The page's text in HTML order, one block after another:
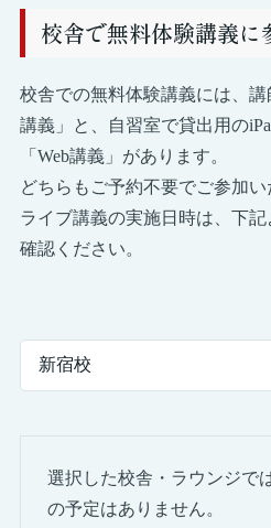
校舎で無料体験講義に
校舎での無料体験講義には、
講義」と、自習室で貸出用の
「Web講義」があります。
どちらもご予約不要でご参加い
ライブ講義の実施日時は、下
確認ください。
選択した校舎・ラウンジで
の予定はありません。